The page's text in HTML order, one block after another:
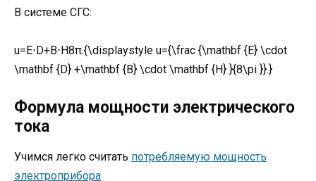
В системе СГС:
u=E⋅D+B⋅H8π.{\displaystyle u={\frac {\mathbf {E} \cdot
\mathbf {D} +\mathbf {B} \cdot \mathbf {H} }{8\pi }}.}
Формула мощности электрического
тока
Учимся легко считать потребляемую мощность
электроприбора